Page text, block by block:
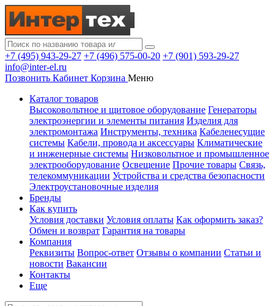
+7 (495) 943-29-27 +7 (496) 575-00-20 +7 (901) 593-29-27
info@inter-el.ru
Позвонить Кабинет Корзина Меню
Каталог товаров
Высоковольтное и щитовое оборудование Генераторы
электроэнергии и элементы питания Изделия для
электромонтажа Инструменты, техника Кабеленесущие
системы Кабели, провода и аксессуары Климатические
и инженерные системы Низковольтное и промышленное
электрооборудование Освещение Прочие товары Связь,
телекоммуникации Устройства и средства безопасности
Электроустановочные изделия
Бренды
Как купить
Условия доставки Условия оплаты Как оформить заказ?
Обмен и возврат Гарантия на товары
Компания
Реквизиты Вопрос-ответ Отзывы о компании Статьи и
новости Вакансии
Контакты
Еще